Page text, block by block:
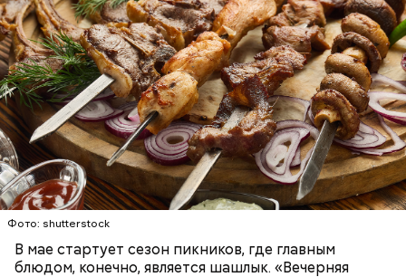
Фото: shutterstock
В мае стартует сезон пикников, где главным
блюдом, конечно, является шашлык. «Вечерняя
Терапевт Кондрахин назвал
продукты и напитки, которые
выводят токсины из организма
Ранние плоды, по словам врача, лучше не есть:
Чистит сосуды и защищает от
рака: чем полезен кресс-салат